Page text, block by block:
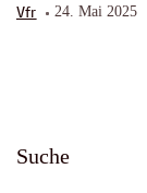
Vfr 24. Mai 2025
Suche